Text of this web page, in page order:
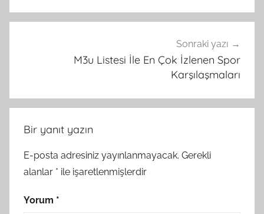
Sonraki yazı
M3u Listesi İle En Çok İzlenen Spor
Karşılaşmaları
Bir yanıt yazın
E-posta adresiniz yayınlanmayacak. Gerekli
alanlar * ile işaretlenmişlerdir
Yorum *